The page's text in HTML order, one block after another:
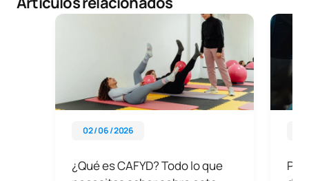
02 / 06 / 2026
¿Qué es CAFYD? Todo lo que